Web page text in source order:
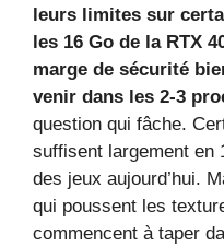
leurs limites sur
les 16 Go de la RTX
marge de sécurité
venir dans les 2-3
question qui fâche.
suffisent largement en
des jeux aujourd’hui.
qui poussent les
commencent à taper